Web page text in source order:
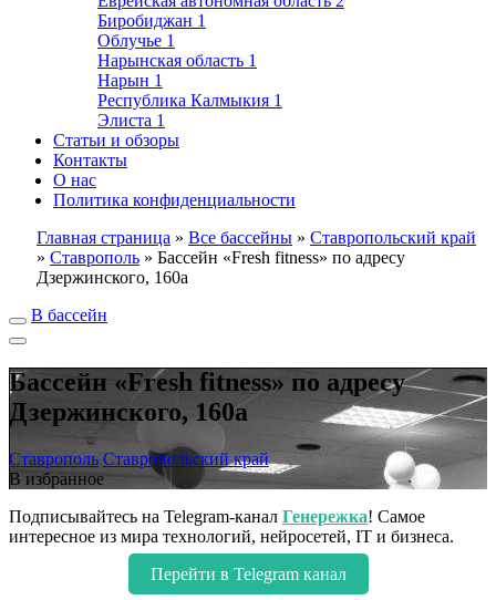
Биробиджан 1
Облучье 1
Нарынская область 1
Нарын 1
Республика Калмыкия 1
Элиста 1
Статьи и обзоры
Контакты
О нас
Политика конфиденциальности
Главная страница » Все бассейны » Ставропольский край
» Ставрополь » Бассейн «Fresh fitness» по адресу
Дзержинского, 160а
В бассейн
Бассейн «Fresh fitness» по адресу
Дзержинского, 160а
Ставрополь Ставропольский край
В избранное
Подписывайтесь на Telegram-канал Генережка! Самое
интересное из мира технологий, нейросетей, IT и бизнеса.
Перейти в Telegram канал